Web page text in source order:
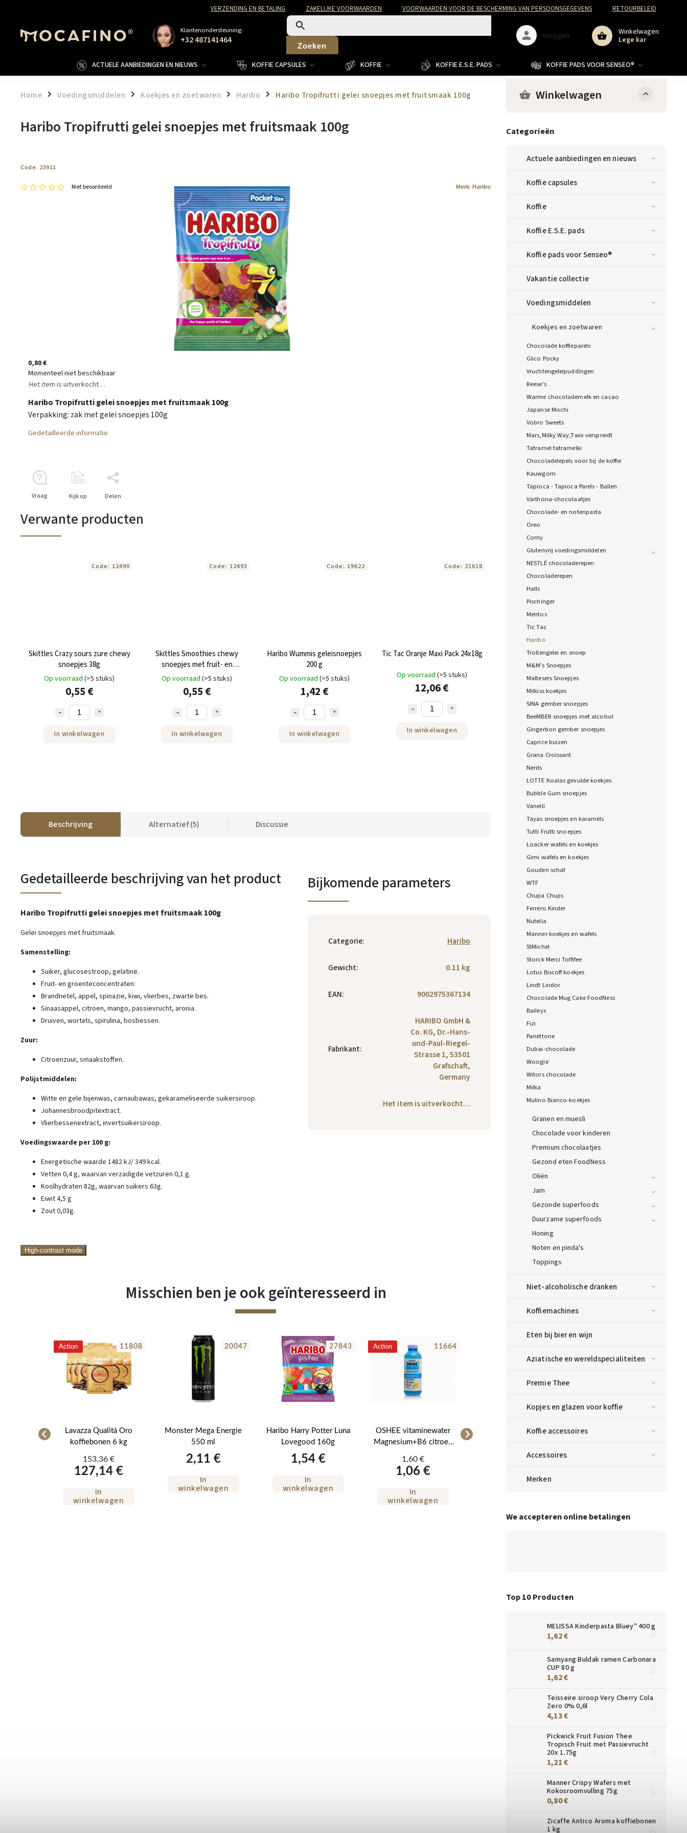
VERZENDING EN BETALING ZAKELIJKE VOORWAARDEN VOORWAARDEN VOOR DE BESCHERMING VAN PERSOONSGEGEVENS RETOURBELEID
Klantenondersteuning:
+32 487141464 Zoeken
Winkelwagen
Lege kar
Inloggen
ACTUELE AANBIEDINGEN EN NIEUWS KOFFIE CAPSULES KOFFIE KOFFIE E.S.E. PADS KOFFIE PADS VOOR SENSEO®
Home / Voedingsmiddelen / Koekjes en zoetwaren / Haribo / Haribo Tropifrutti gelei snoepjes met fruitsmaak 100g Winkelwagen
Categorieën
Actuele aanbiedingen en nieuws
Koffie capsules
Koffie
Koffie E.S.E. pads
Koffie pads voor Senseo®
Vakantie collectie
Voedingsmiddelen
Koekjes en zoetwaren
Chocolade koffieparels
Glico Pocky
Vruchtengeleipuddingen
Reese's
Warme chocolademelk en cacao
Japanse Mochi
Vobro Sweets
Mars,Milky Way,Twix verspreidt
Tatramel tatramelki
Chocoladelepels voor bij de koffie
Kauwgom
Tapioca - Tapioca Parels - Ballen
Varlhona-chocolaatjes
Chocolade- en notenpasta
Oreo
Corny
Glutenvrij voedingsmiddelen
NESTLÉ chocoladerepen
Chocoladerepen
Halls
Pischinger
Mentos
Tic Tac
Haribo
Trollengelei en snoep
M&M's Snoepjes
Maltesers Snoepjes
Milkiss koekjes
SINA gember snoepjes
BeeMBER snoepjes met alcohol
Gingerbon gember snoepjes
Caprice buizen
Grana Croissant
Nerds
LOTTE Koalas gevulde koekjes
Bubble Gum snoepjes
Vanelli
Tayas snoepjes en karamels
Tutti Frutti snoepjes
Loacker wafels en koekjes
Gimi wafels en koekjes
Gouden schat
WTF
Chupa Chups
Ferrero Kinder
Nutella
Manner koekjes en wafels
StMichel
Storck Merci Toffifee
Lotus Biscoff koekjes
Lindt Lindor
Chocolade Mug Cake FoodNess
Baileys
Fizi
Panettone
Dubai-chocolade
Woogie
Witors chocolade
Milka
Mulino Bianco-koekjes
Granen en muesli
Chocolade voor kinderen
Premium chocolaatjes
Gezond eten FoodNess
Oliën
Jam
Gezonde superfoods
Duurzame superfoods
Honing
Noten en pinda's
Toppings
Niet-alcoholische dranken
Koffiemachines
Eten bij bier en wijn
Aziatische en wereldspecialiteiten
Premie Thee
Kopjes en glazen voor koffie
Koffie accessoires
Accessoires
Merken
We accepteren online betalingen
Top 10 Producten
MELISSA Kinderpasta Bluey" 400 g
1,62 €
Samyang Buldak ramen Carbonara
CUP 80 g
1,62 €
Teisseire siroop Very Cherry Cola
Zero 0% 0,6l
4,13 €
Pickwick Fruit Fusion Thee
Tropisch Fruit met Passievrucht
20x 1.75g
1,21 €
Manner Crispy Wafers met
Kokosroomvulling 75g
0,80 €
Zicaffe Antico Aroma koffiebonen
1 kg
Haribo Tropifrutti gelei snoepjes met fruitsmaak 100g
Code: 23911
Niet beoordeeld Merk: Haribo
0,80 €
Momenteel niet beschikbaar
Het item is uitverkocht…
Haribo Tropifrutti gelei snoepjes met fruitsmaak 100g
Verpakking: zak met gelei snoepjes 100g
Gedetailleerde informatie
Vraag Kijk op Delen
Verwante producten
Skittles Crazy sours zure chewy
snoepjes 38g
Op voorraad (>5 stuks)
0,55 €
In winkelwagen
Code: 12490
Skittles Smoothies chewy
snoepjes met fruit- en
yoghurtsmaak 38g
Op voorraad (>5 stuks)
0,55 €
In winkelwagen
Code: 12493
Haribo Wummis geleisnoepjes
200 g
Op voorraad (>5 stuks)
1,42 €
In winkelwagen
Code: 19622
Tic Tac Oranje Maxi Pack 24x18g
Op voorraad (>5 stuks)
12,06 €
In winkelwagen
Code: 21618
Beschrijving Alternatief (5) Discussie
Gedetailleerde beschrijving van het product
Haribo Tropifrutti gelei snoepjes met fruitsmaak 100g
Gelei snoepjes met fruitsmaak.
Samenstelling:
Suiker, glucosestroop, gelatine.
Fruit- en groenteconcentraten:
Brandnetel, appel, spinazie, kiwi, vlierbes, zwarte bes.
Sinaasappel, citroen, mango, passievrucht, aronia.
Druiven, wortels, spirulina, bosbessen.
Zuur:
Citroenzuur, smaakstoffen.
Polijstmiddelen:
Witte en gele bijenwas, carnaubawas, gekarameliseerde suikersiroop.
Johannesbroodpitextract.
Vlierbessenextract, invertsuikersiroop.
Voedingswaarde per 100 g:
Energetische waarde 1482 kJ/ 349 kcal.
Vetten 0,4 g, waarvan verzadigde vetzuren 0,1 g.
Koolhydraten 82g, waarvan suikers 63g.
Eiwit 4,5 g
Zout 0,03g.
Bijkomende parameters
Categorie: Haribo
Gewicht: 0.11 kg
EAN: 9002975367134
Fabrikant:
HARIBO GmbH &
Co. KG, Dr.-Hans-
und-Paul-Riegel-
Strasse 1, 53501
Grafschaft,
Germany
Het item is uitverkocht…
High-contrast mode
Misschien ben je ook geïnteresseerd in
Action
Lavazza Qualitá Oro
koffiebonen 6 kg
153,36 €
127,14 €
In
winkelwagen
11808
Monster Mega Energie
550 ml
2,11 €
In
winkelwagen
20047
Haribo Harry Potter Luna
Lovegood 160g
1,54 €
In
winkelwagen
27843 Action
OSHEE vitaminewater
Magnesium+B6 citroen
1,60 €
1,06 €
In
winkelwagen
11664
Ronnefeldt Teavelope
6,21 €
Jacobs Lungo Intenso